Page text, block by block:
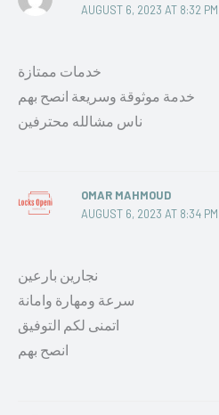
AUGUST 6, 2023 AT 8:32 PM
خدمات ممتازة
خدمة موثوقة وسريعة انصح بهم
ناس مشالله محترفين
OMAR MAHMOUD
AUGUST 6, 2023 AT 8:34 PM
نجارين بارعين
سرعة ومهارة وامانة
اتمنى لكم التوفيق
انصح بهم